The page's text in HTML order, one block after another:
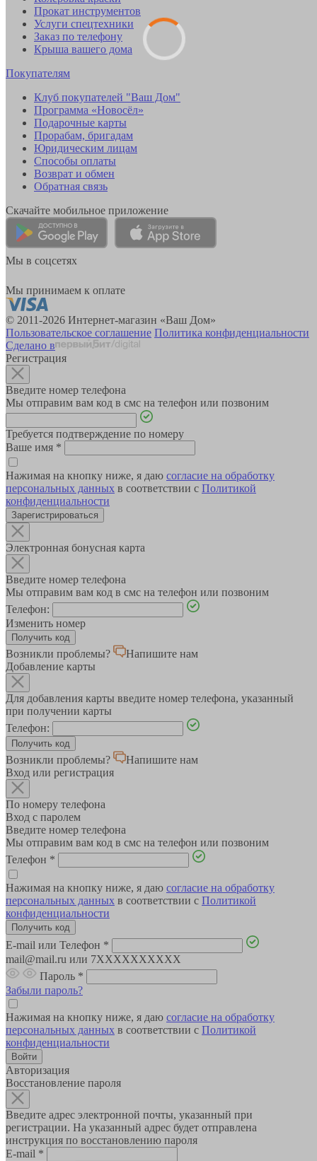
Прокат инструментов
Услуги спецтехники
Заказ по телефону
Крыша вашего дома
Покупателям
Клуб покупателей "Ваш Дом"
Программа «Новосёл»
Подарочные карты
Прорабам, бригадам
Юридическим лицам
Способы оплаты
Возврат и обмен
Обратная связь
Скачайте мобильное приложение
Мы в соцсетях
Мы принимаем к оплате
© 2011-2026 Интернет-магазин «Ваш Дом»
Пользовательское соглашение Политика конфиденциальности
Сделано в
Регистрация
Введите номер телефона
Мы отправим вам код в смс на телефон или позвоним
Требуется подтверждение по номеру
Ваше имя *
Нажимая на кнопку ниже, я даю согласие на обработку
персональных данных в соответствии с Политикой
конфиденциальности
Зарегистрироваться
Электронная бонусная карта
Введите номер телефона
Мы отправим вам код в смс на телефон или позвоним
Телефон:
Изменить номер
Возникли проблемы?
Напишите нам
Добавление карты
Для добавления карты введите номер телефона, указанный
при получении карты
Телефон:
Возникли проблемы?
Напишите нам
Вход или регистрация
По номеру телефона
Вход с паролем
Введите номер телефона
Мы отправим вам код в смс на телефон или позвоним
Телефон *
Нажимая на кнопку ниже, я даю согласие на обработку
персональных данных в соответствии с Политикой
конфиденциальности
E-mail или Телефон *
mail@mail.ru или 7XXXXXXXXXX
Пароль *
Забыли пароль?
Нажимая на кнопку ниже, я даю согласие на обработку
персональных данных в соответствии с Политикой
конфиденциальности
Авторизация
Восстановление пароля
Введите адрес электронной почты, указанный при
регистрации. На указанный адрес будет отправлена
инструкция по восстановлению пароля
E-mail *